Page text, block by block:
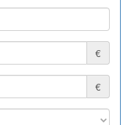
€
€